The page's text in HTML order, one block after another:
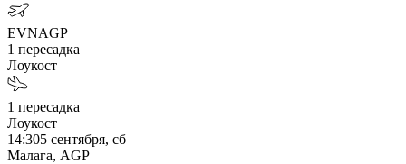
EVNAGP
1 пересадка
Лоукост
1 пересадка
Лоукост
14:305 сентября, сб
Малага, AGP